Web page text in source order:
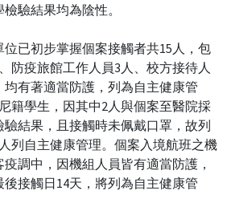
驗結果均為陰性。
已初步掌握個案接觸者共15人，包
防疫旅館工作人員3人、校方接待人
均有著適當防護，列為自主健康管
籍學生，因其中2人與個案至醫院採
結果，且接觸時未佩戴口罩，故列
列自主健康管理。個案入境航班之機
調中，因機組人員皆有適當防護，
接觸日14天，將列為自主健康管